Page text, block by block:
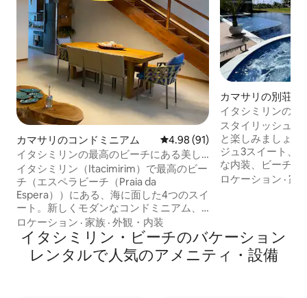
カマサリのコンドミニアム レビュー91件、5つ星中4.98つ
4.98 (91)
イタシミリンの最高のビーチにある美し
いヴィレッジ
イタシミリン（Itacimirim）で最高のビー
チ（エスペラビーチ（Praia da
Espera））にある、海に面した4つのスイ
ート。新しくモダンなコンドミニアム、
設備が整った上品な内装のアパートメン
ト。 ガスグリル付きのグルメバルコニ
ー。 4つのスイート全室にエアコン完
備。 テレビ：リビングルームに60イン
ロケーション · 家族 · 外観・内装
カマサリの別荘
イタシミリンの3
バルコニーグルメ
スタイリッシュな
と楽しみましょう。 広々としたヴィ
ジュ3スイート、
な内装、ビーチへ
アコン付きの3ス
ーベキューセット - 海の
バシーの上階 - 2
を眺めながらのジ
ロケーション ·家
イタシミリン・ビーチのバケーション
レンタルで人気のアメニティ・設備